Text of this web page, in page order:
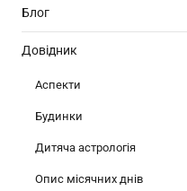
Блог
Довідник
Аспекти
Будинки
Дитяча астрологія
Опис місячних днів